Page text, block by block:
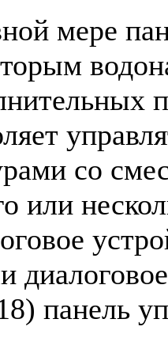
мере
со
или
панель